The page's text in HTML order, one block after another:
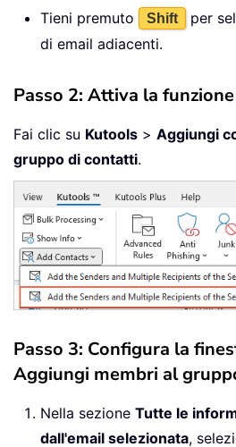
Tieni premuto
Shift
per
di email adiacenti.
Passo 2: Attiva la
Fai clic su Kutools > Aggiungi
gruppo di contatti.
Passo 3: Configura la
Aggiungi membri al
Nella sezione Tutte le
dall'email selezionata,